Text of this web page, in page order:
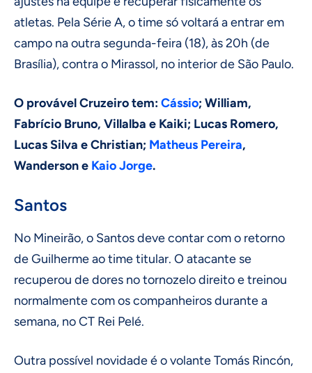
atletas. Pela Série A, o time só voltará a entrar em
campo na outra segunda-feira (18), às 20h (de
Brasília), contra o Mirassol, no interior de São Paulo.
O provável Cruzeiro tem:Cássio; William,
Fabrício Bruno, Villalba e Kaiki; Lucas Romero,
Lucas Silva e Christian; Matheus Pereira,
Wanderson e Kaio Jorge.
Santos
No Mineirão, o Santos deve contar com o retorno
de Guilherme ao time titular. O atacante se
recuperou de dores no tornozelo direito e treinou
normalmente com os companheiros durante a
semana, no CT Rei Pelé.
Outra possível novidade é o volante Tomás Rincón,